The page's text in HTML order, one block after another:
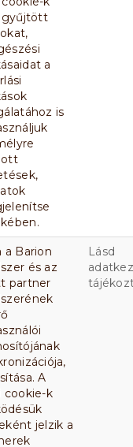
gyűjtött
a
is
a Barion
és az
partner
A
cookie-k
jelzik a
Lásd